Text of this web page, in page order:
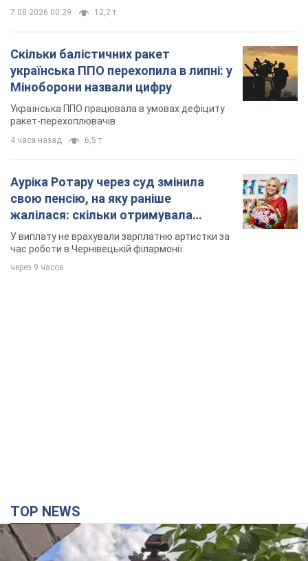
7.08.2026 00:29 12,2 т.
Скільки балістичних ракет
українська ППО перехопила в липні: у
Міноборони назвали цифру
Українська ППО працювала в умовах дефіциту
ракет-перехоплювачів
4 часа назад 6,5 т.
Ауріка Ротару через суд змінила
свою пенсію, на яку раніше
жалілася: скільки отримувала
співачка
У виплату не врахували зарплатню артистки за
час роботи в Чернівецькій філармонії
через 9 часов
TOP NEWS